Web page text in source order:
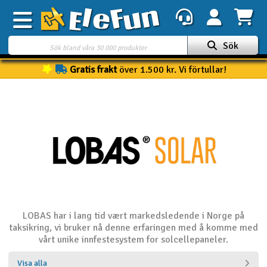
Veckans erbjudande
Present kort
3D-print
Bilar
Bilbana
Sök
Gratis fraktöver 1.500 kr. Vi förtullar!
LOBAS har i lang tid vært markedsledende i Norge på
taksikring, vi bruker nå denne erfaringen med å komme med
vårt unike innfestesystem for solcellepaneler.
Visa alla